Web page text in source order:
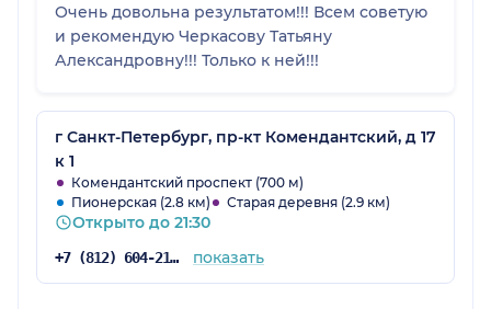
Очень довольна результатом!!! Всем советую
и рекомендую Черкасову Татьяну
Александровну!!! Только к ней!!!
г Санкт-Петербург, пр-кт Комендантский, д 17
к 1
Комендантский проспект (700 м)
Пионерская (2.8 км)
Старая деревня (2.9 км)
Открыто до 21:30
+7 (812) 604-21-60 показать